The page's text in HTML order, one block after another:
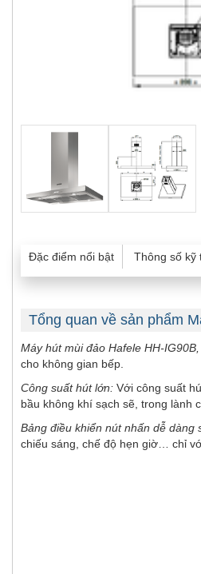
Đặc điểm nổi bật Thông số kỹ
Tổng quan về sản phẩm
Máy hút mùi đảo Hafele HH-IG90B,
cho không gian bếp.
Công suất hút lớn: Với công suất
bầu không khí sạch sẽ, trong lành
Bảng điều khiển nút nhấn dễ dàng
chiếu sáng, chế độ hẹn giờ… chỉ